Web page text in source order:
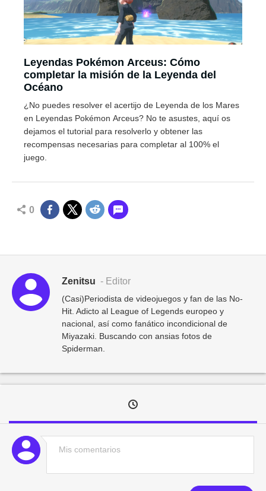
Leyendas Pokémon Arceus: Cómo
completar la misión de la Leyenda del
Océano
¿No puedes resolver el acertijo de Leyenda de los Mares
en Leyendas Pokémon Arceus? No te asustes, aquí os
dejamos el tutorial para resolverlo y obtener las
recompensas necesarias para completar al 100% el
juego.
0
Zenitsu - Editor
(Casi)Periodista de videojuegos y fan de las No-
Hit. Adicto al League of Legends europeo y
nacional, así como fanático incondicional de
Miyazaki. Buscando con ansias fotos de
Spiderman.